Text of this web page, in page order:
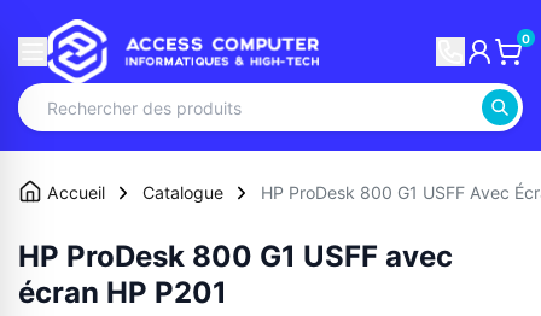
0
Accueil Catalogue HP ProDesk 800 G1 USFF Avec
HP ProDesk 800 G1 USFF avec
écran HP P201